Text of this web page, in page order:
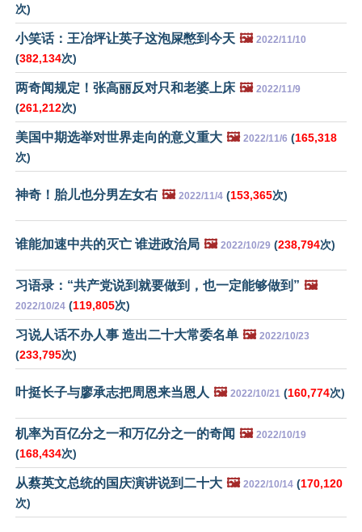
次)
小笑话：王冶坪让英子这泡屎憋到今天 🖼️ 2022/11/10
(382,134次)
两奇闻规定！张高丽反对只和老婆上床 🖼️ 2022/11/9
(261,212次)
美国中期选举对世界走向的意义重大 🖼️ 2022/11/6 (165,318
次)
神奇！胎儿也分男左女右 🖼️ 2022/11/4 (153,365次)
谁能加速中共的灭亡 谁进政治局 🖼️ 2022/10/29 (238,794次)
习语录：“共产党说到就要做到，也一定能够做到” 🖼️
2022/10/24 (119,805次)
习说人话不办人事 造出二十大常委名单 🖼️ 2022/10/23
(233,795次)
叶挺长子与廖承志把周恩来当恩人 🖼️ 2022/10/21 (160,774次)
机率为百亿分之一和万亿分之一的奇闻 🖼️ 2022/10/19
(168,434次)
从蔡英文总统的国庆演讲说到二十大 🖼️ 2022/10/14 (170,120
次)